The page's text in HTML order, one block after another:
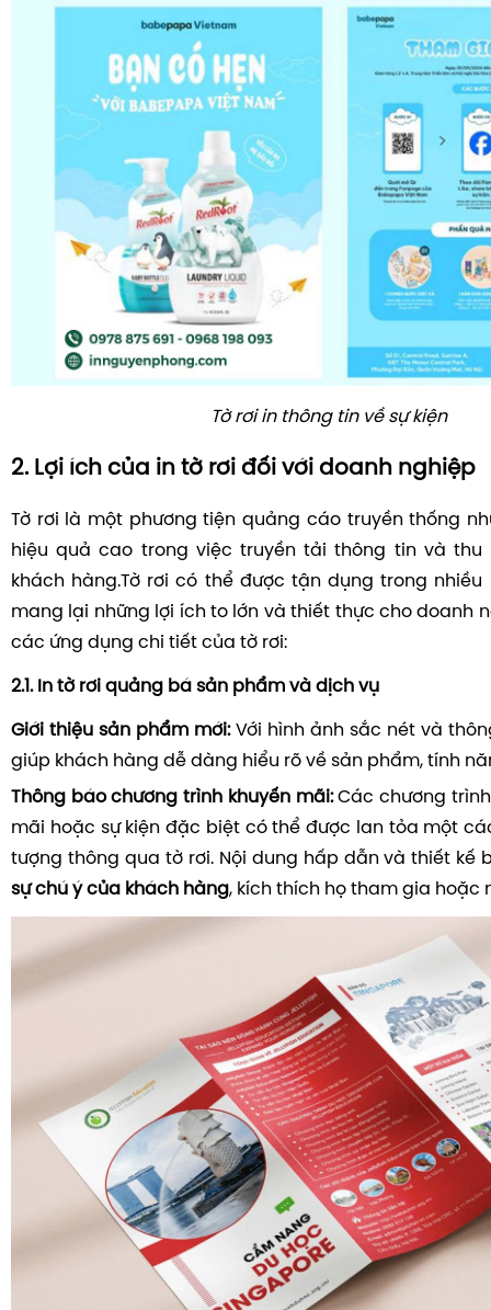
Tờ rơi in thông tin về sự kiện
2. Lợi ích của in tờ rơi đối với doanh nghiệp
Tờ rơi là một phương tiện quảng cáo truyền thống
hiệu quả cao trong việc truyền tải thông tin và thu
khách hàng.Tờ rơi có thể được tận dụng trong
mang lại những lợi ích to lớn và thiết thực cho doanh
các ứng dụng chi tiết của tờ rơi:
2.1. In tờ rơi quảng bá sản phẩm và dịch vụ
Giới thiệu sản phẩm mới:Với hình ảnh sắc nét và
giúp khách hàng dễ dàng hiểu rõ về sản phẩm, tính
Thông báo chương trình khuyến mãi:Các chương
mãi hoặc sự kiện đặc biệt có thể được lan tỏa một
tượng thông qua tờ rơi. Nội dung hấp dẫn và thiết kế
sự chú ý của khách hàng, kích thích họ tham gia hoặc